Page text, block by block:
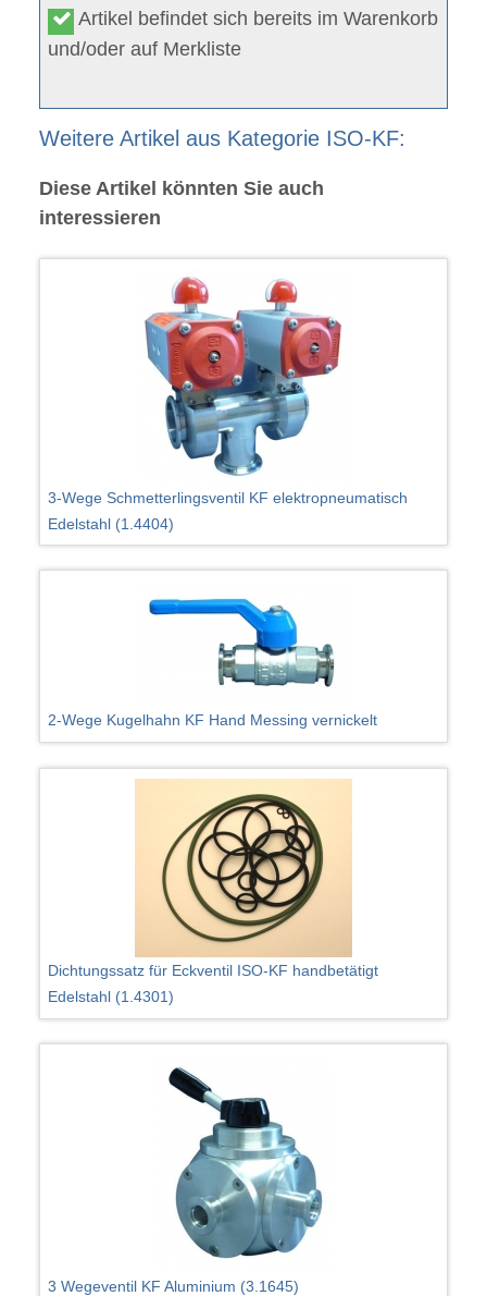
Artikel befindet sich bereits im Warenkorb
und/oder auf Merkliste
Weitere Artikel aus Kategorie ISO-KF:
Diese Artikel könnten Sie auch
interessieren
3-Wege Schmetterlingsventil KF elektropneumatisch
Edelstahl (1.4404)
2-Wege Kugelhahn KF Hand Messing vernickelt
Dichtungssatz für Eckventil ISO-KF handbetätigt
Edelstahl (1.4301)
3 Wegeventil KF Aluminium (3.1645)